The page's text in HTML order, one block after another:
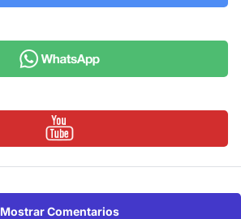
Mostrar Comentarios